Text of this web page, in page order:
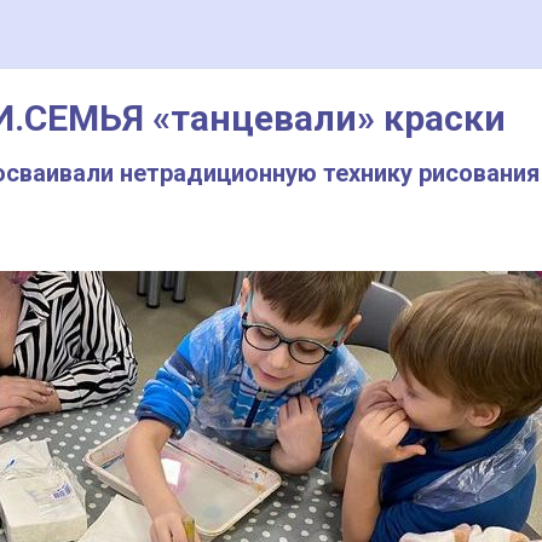
«танцевали» краски
нетрадиционную технику рисования